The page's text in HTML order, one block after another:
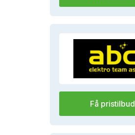
Få pristilbud